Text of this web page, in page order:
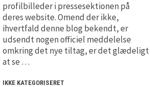
profilbilleder i pressesektionen på
deres website. Omend der ikke,
ihvertfald denne blog bekendt, er
udsendt nogen officiel meddelelse
omkring det nye tiltag, er det glædeligt
at se …
IKKE KATEGORISERET